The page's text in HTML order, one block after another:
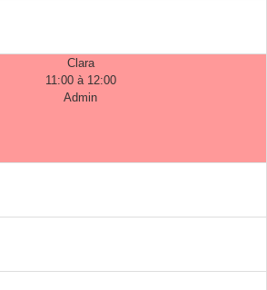
Clara
11:00 à 12:00
Admin